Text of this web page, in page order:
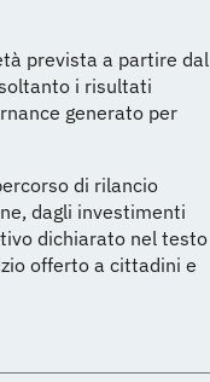
prevista a partire dal
i risultati
generato per
di rilancio
dagli investimenti
dichiarato nel testo
offerto a cittadini e